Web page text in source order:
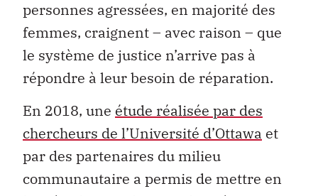
personnes agressées, en majorité des
femmes, craignent – avec raison – que
le système de justice n’arrive pas à
répondre à leur besoin de réparation.
En 2018, une étude réalisée par des
chercheurs de l’Université d’Ottawa et
par des partenaires du milieu
communautaire a permis de mettre en